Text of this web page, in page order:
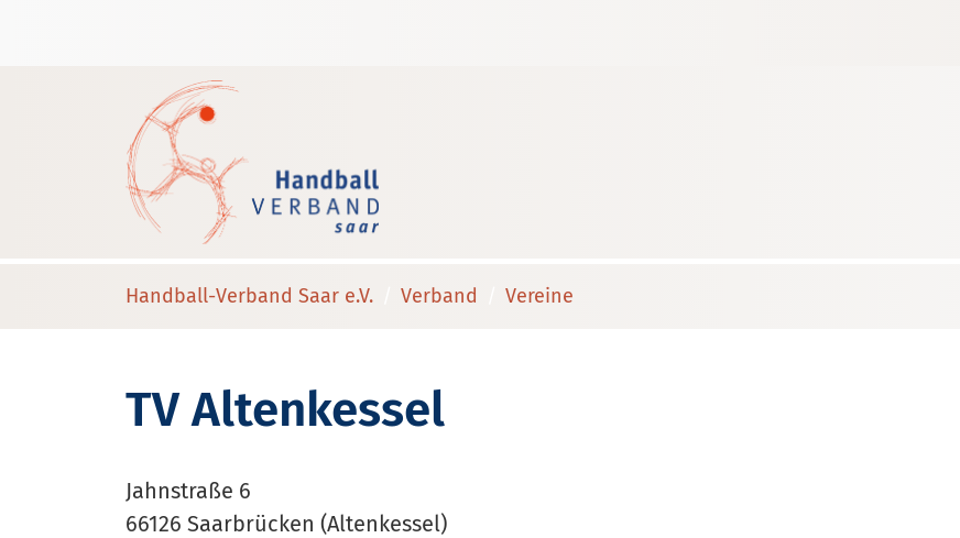
Handball-Verband Saar e.V. Verband Vereine
TV Altenkessel
Jahnstraße 6
66126 Saarbrücken (Altenkessel)